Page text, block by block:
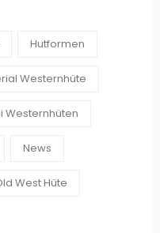
Hutformen
Westernhüte
Westernhüten
News
West Hüte